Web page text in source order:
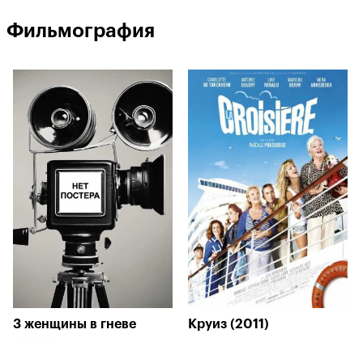
Фильмография
3 женщины в гневе
Круиз (2011)